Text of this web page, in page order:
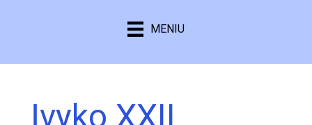
MENIU
Įvyko XXII